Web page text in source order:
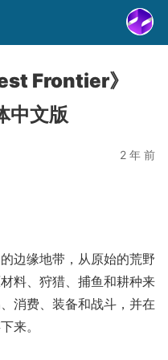
Frontier》
中文版
2 年 前
边缘地带，从原始的荒野
料、狩猎、捕鱼和耕种来
消费、装备和战斗，并在
来。